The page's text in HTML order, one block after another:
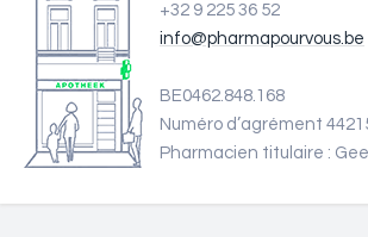
+32 9 225 36 52
info@pharmapourvous.be
BE0462.848.168
Numéro d’agrément
Pharmacien titulaire :